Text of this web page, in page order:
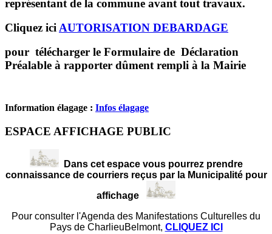
représentant de la commune avant tout travaux.
Cliquez ici AUTORISATION DEBARDAGE
pour télécharger le Formulaire de Déclaration
Préalable à rapporter dûment rempli à la Mairie
Information élagage : Infos élagage
ESPACE AFFICHAGE PUBLIC
Dans cet espace vous pourrez prendre
connaissance de courriers reçus par la Municipalité pour
affichage
Pour consulter l'Agenda des Manifestations Culturelles du
Pays de CharlieuBelmont, CLIQUEZ ICI